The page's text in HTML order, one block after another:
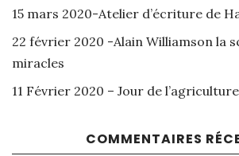
15 mars 2020-Atelier d’écriture de
22 février 2020 -Alain Williamson la
miracles
11 Février 2020 – Jour de
COMMENTAIRES